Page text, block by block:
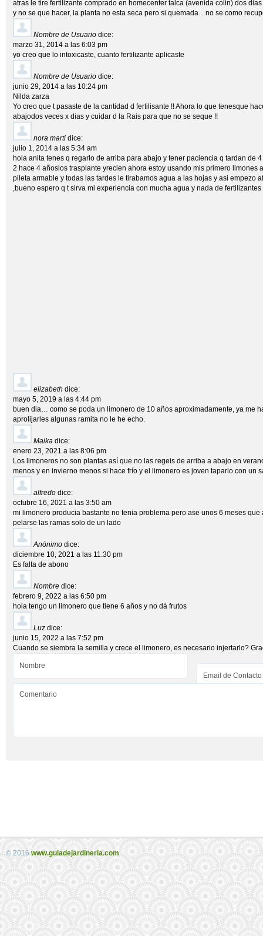
atras le tire fertilizante comprado en homecenter talca (avenida colin) dos
y no se que hacer, la planta no esta seca pero si quemada…no se como
Nombre de Usuario dice:
marzo 31, 2014 a las 6:03 pm
yo creo que lo intoxicaste, cuanto fertilizante aplicaste
Nombre de Usuario dice:
junio 29, 2014 a las 10:24 pm
Nilda zarza
Yo creo que t pasaste de la cantidad d fertilisante !! Ahora lo que tenesque
abajodos veces x dias y cuidar d la Rais para que no se seque !!
nora marti dice:
julio 1, 2014 a las 5:34 am
hola anita tenes q regarlo de arriba para abajo y tener paciencia q tardan de
2 hace 4 añoslos trasplante yrecien ahora estoy usando mis primero limones
pileta armable y todas las tardes le tirabamos agua a las hojas y asi empezo
,bueno espero q t sirva mi experiencia con mucha agua y nada de fertilizantes
elizabeth dice:
mayo 5, 2019 a las 4:44 pm
buen dia… como se poda un limonero de 10 años aproximadamente, ya me
aprolijarles algunas ramita no le he echo.
Maika dice:
enero 23, 2021 a las 8:06 pm
Los limoneros no son plantas así que no las regeis de arriba a abajo en
menos y en invierno menos si hace frío y el limonero es joven taparlo con un
alfredo dice:
octubre 16, 2021 a las 3:50 am
mi limonero producia bastante no tenia problema pero ase unos 6 meses
pelarse las ramas solo de un lado
Anónimo dice:
diciembre 10, 2021 a las 11:30 pm
Es falta de abono
Nombre dice:
febrero 9, 2022 a las 6:50 pm
hola tengo un limonero que tiene 6 años y no dá frutos
Luz dice:
junio 15, 2022 a las 7:52 pm
Cuando se siembra la semilla y crece el limonero, es necesario injertarlo?
© 2016www.guiadejardineria.com